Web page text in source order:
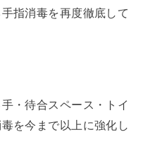
指消毒を再度徹底して
・待合スペース・トイ
を今まで以上に強化し